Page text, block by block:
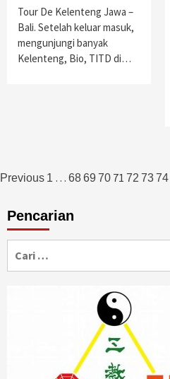
Tour De Kelenteng Jawa –
Bali. Setelah keluar masuk,
mengunjungi banyak
Kelenteng, Bio, TITD di…
Navigasi
Previous 1 … 6869 70 71 72 7374
Pencarian